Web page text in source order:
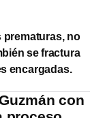
prematuras, no
se fractura
encargadas.
con